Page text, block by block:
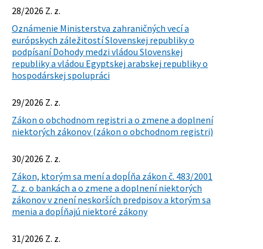
28/2026 Z. z.
Oznámenie Ministerstva zahraničných vecí a
európskych záležitostí Slovenskej republiky o
podpísaní Dohody medzi vládou Slovenskej
republiky a vládou Egyptskej arabskej republiky o
hospodárskej spolupráci
29/2026 Z. z.
Zákon o obchodnom registri a o zmene a doplnení
niektorých zákonov (zákon o obchodnom registri)
30/2026 Z. z.
Zákon, ktorým sa mení a dopĺňa zákon č. 483/2001
Z. z. o bankách a o zmene a doplnení niektorých
zákonov v znení neskorších predpisov a ktorým sa
menia a dopĺňajú niektoré zákony
31/2026 Z. z.